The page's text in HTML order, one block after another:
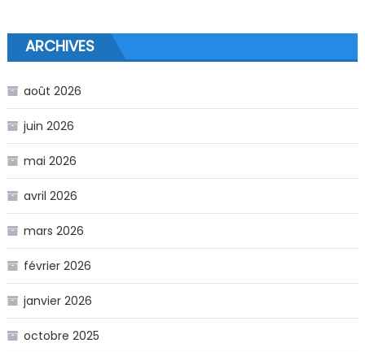
ARCHIVES
août 2026
juin 2026
mai 2026
avril 2026
mars 2026
février 2026
janvier 2026
octobre 2025